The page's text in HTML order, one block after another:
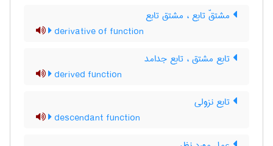
مشتقّ تابع ، مشتق تابع
derivative of function
تابع مشتق ، تابع جدامد
derived function
تابع نزولی
descendant function